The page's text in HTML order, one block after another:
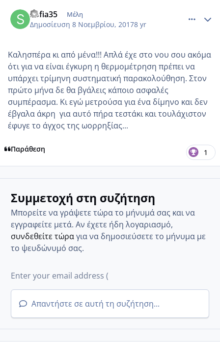
Sofia35 Μέλη
Δημοσίευση 8 Νοεμβρίου, 20178 yr
Καλησπέρα κι από μένα!!! Απλά έχε στο νου σου ακόμα
ότι για να είναι έγκυρη η θερμομέτρηση πρέπει να
υπάρχει τρίμηνη συστηματική παρακολούθηση. Στον
πρώτο μήνα δε θα βγάλεις κάποιο ασφαλές
συμπέρασμα. Κι εγώ μετρούσα για ένα δίμηνο και δεν
έβγαλα άκρη για αυτό πήρα τεστάκι και τουλάχιστον
έφυγε το άγχος της ωορρηξίας...
Παράθεση 1
Συμμετοχή στη συζήτηση
Μπορείτε να γράψετε τώρα το μήνυμά σας και να
εγγραφείτε μετά. Αν έχετε ήδη λογαριασμό,
συνδεθείτε τώραγια να δημοσιεύσετε το μήνυμα με
το ψευδώνυμό σας.
Απαντήστε σε αυτή τη συζήτηση...